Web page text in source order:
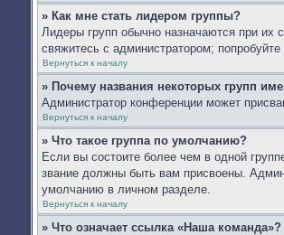
» Как мне стать лидером группы?
Лидеры групп обычно назначаются при их
свяжитесь с администратором;
Вернуться к началу
» Почему названия некоторых групп
Администратор конференции может
Вернуться к началу
» Что такое группа по умолчанию?
Если вы состоите более чем в одной
звание должны быть вам присвоены.
умолчанию в личном разделе.
Вернуться к началу
» Что означает ссылка «Наша команда»?